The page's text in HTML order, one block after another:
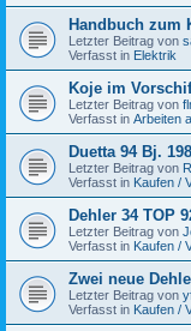
Handbuch zum
Letzter Beitrag von
Verfasst in Elektrik
Koje im
Letzter Beitrag von
Verfasst in Arbeiten
Duetta 94 Bj.
Letzter Beitrag von
Verfasst in Kaufen /
Dehler 34 TOP
Letzter Beitrag von
Verfasst in Kaufen /
Zwei neue
Letzter Beitrag von
Verfasst in Kaufen /